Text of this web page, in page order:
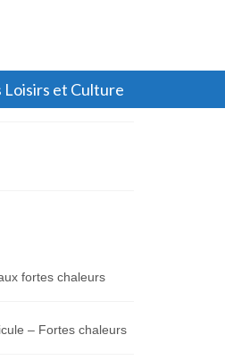
Loisirs et Culture
fortes chaleurs
– Fortes chaleurs